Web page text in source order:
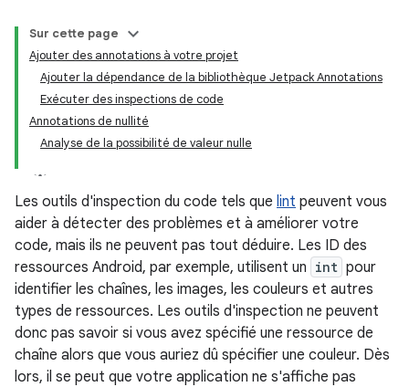
Sur cette page
Ajouter des annotations à votre projet
Ajouter la dépendance de la bibliothèque Jetpack Annotations
Exécuter des inspections de code
Annotations de nullité
Analyse de la possibilité de valeur nulle
Les outils d'inspection du code tels que lint peuvent vous
aider à détecter des problèmes et à améliorer votre
code, mais ils ne peuvent pas tout déduire. Les ID des
ressources Android, par exemple, utilisent un int pour
identifier les chaînes, les images, les couleurs et autres
types de ressources. Les outils d'inspection ne peuvent
donc pas savoir si vous avez spécifié une ressource de
chaîne alors que vous auriez dû spécifier une couleur. Dès
lors, il se peut que votre application ne s'affiche pas